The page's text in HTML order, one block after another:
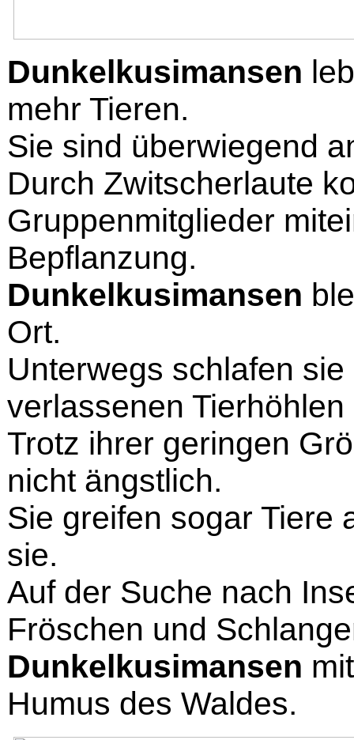
Dunkelkusimansen
mehr Tieren.
Sie sind überwiegend
Durch Zwitscherlaute
Gruppenmitglieder
Bepflanzung.
Dunkelkusimansen
Ort.
Unterwegs schlafen
verlassenen
Trotz ihrer geringen
nicht ängstlich.
Sie greifen sogar Tiere
sie.
Auf der Suche nach
Fröschen und
Dunkelkusimansen
Humus des Waldes.